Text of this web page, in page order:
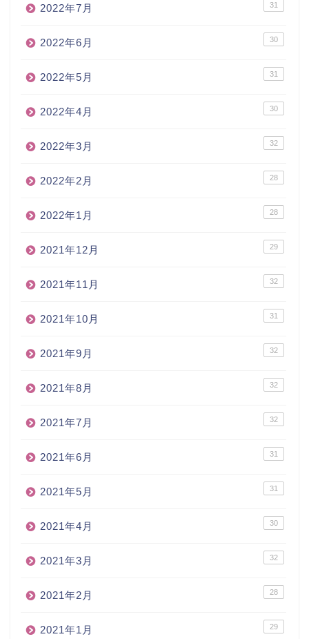
2022年7月 31
2022年6月 30
2022年5月 31
2022年4月 30
2022年3月 32
2022年2月 28
2022年1月 28
2021年12月 29
2021年11月 32
2021年10月 31
2021年9月 32
2021年8月 32
2021年7月 32
2021年6月 31
2021年5月 31
2021年4月 30
2021年3月 32
2021年2月 28
2021年1月 29